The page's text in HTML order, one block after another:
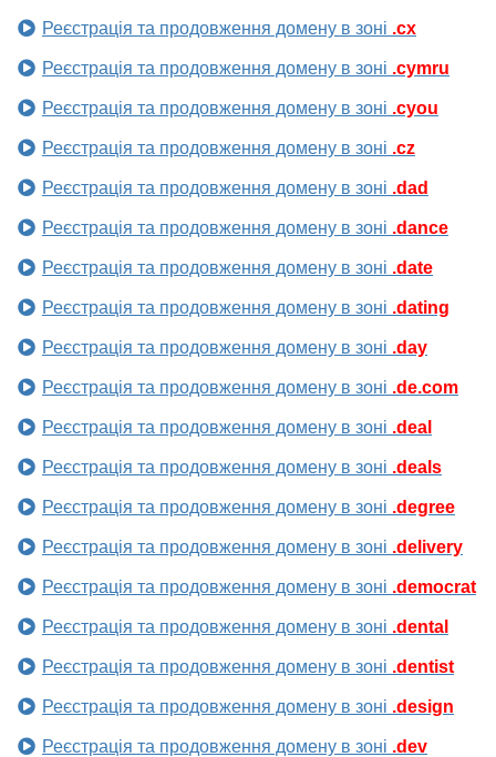
Реєстрація та продовження домену в зоні .cx
Реєстрація та продовження домену в зоні .cymru
Реєстрація та продовження домену в зоні .cyou
Реєстрація та продовження домену в зоні .cz
Реєстрація та продовження домену в зоні .dad
Реєстрація та продовження домену в зоні .dance
Реєстрація та продовження домену в зоні .date
Реєстрація та продовження домену в зоні .dating
Реєстрація та продовження домену в зоні .day
Реєстрація та продовження домену в зоні .de.com
Реєстрація та продовження домену в зоні .deal
Реєстрація та продовження домену в зоні .deals
Реєстрація та продовження домену в зоні .degree
Реєстрація та продовження домену в зоні .delivery
Реєстрація та продовження домену в зоні .democrat
Реєстрація та продовження домену в зоні .dental
Реєстрація та продовження домену в зоні .dentist
Реєстрація та продовження домену в зоні .design
Реєстрація та продовження домену в зоні .dev